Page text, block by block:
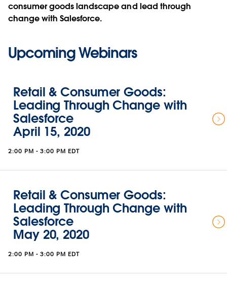
consumer goods landscape and lead through
change with Salesforce.
Upcoming Webinars
Retail & Consumer Goods:
Leading Through Change with
Salesforce
April 15, 2020
2:00 PM - 3:00 PM EDT
Retail & Consumer Goods:
Leading Through Change with
Salesforce
May 20, 2020
2:00 PM - 3:00 PM EDT